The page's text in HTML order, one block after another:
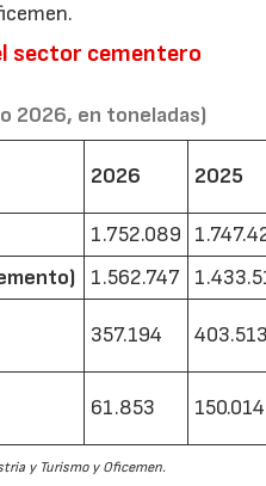
sector cementero
2026, en toneladas)
2026 2025
1.752.089
1.562.747
357.194
61.853 150.014
y Turismo y Oficemen.